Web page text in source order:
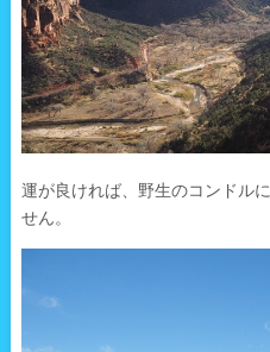
運が良ければ、野生のコンドル
せん。